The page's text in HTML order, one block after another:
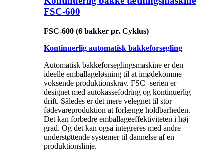
FSC-600
FSC-600 (6 bakker pr. Cyklus)
Kontinuerlig automatisk bakkeforsegling
Automatisk bakkeforseglingsmaskine er den
ideelle emballageløsning til at imødekomme
voksende produktionskrav. FSC -serien er
designet med autokassefodring og kontinuerlig
drift. Således er det mere velegnet til stor
fødevareproduktion at forlænge holdbarheden.
Det kan forbedre emballageeffektiviteten i høj
grad. Og det kan også integreres med andre
understøttende systemer til dannelse af en
produktionslinje.